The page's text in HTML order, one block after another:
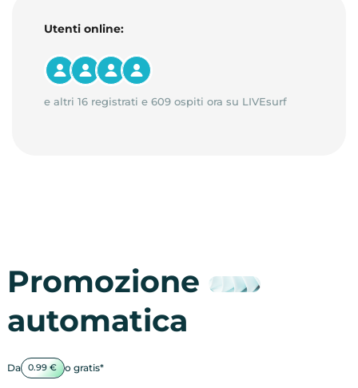
Utenti online:
e altri 16 registrati e 609 ospiti ora su LIVEsurf
Promozione
automatica
Da 0.99 € o gratis*